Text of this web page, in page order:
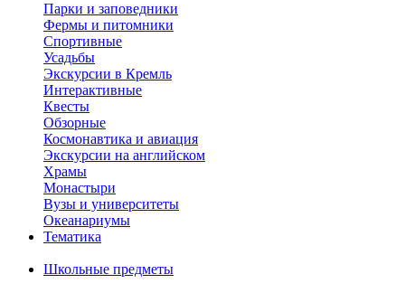
Парки и заповедники
Фермы и питомники
Спортивные
Усадьбы
Экскурсии в Кремль
Интерактивные
Квесты
Обзорные
Космонавтика и авиация
Экскурсии на английском
Храмы
Монастыри
Вузы и университеты
Океанариумы
Тематика
Школьные предметы